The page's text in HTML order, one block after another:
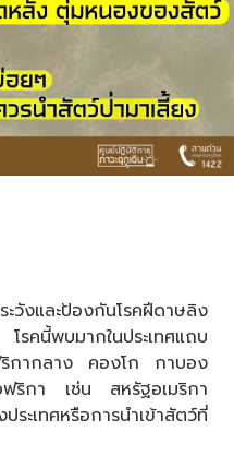
และป้องกันโรคฝีดาษลิง
คนี้พบมากในประเทศแถบ
กากลาง คองโก กาบอง
ฟริกา เช่น สหรัฐอเมริกา
ะเทศหรือการนำเข้าสัตว์ที่